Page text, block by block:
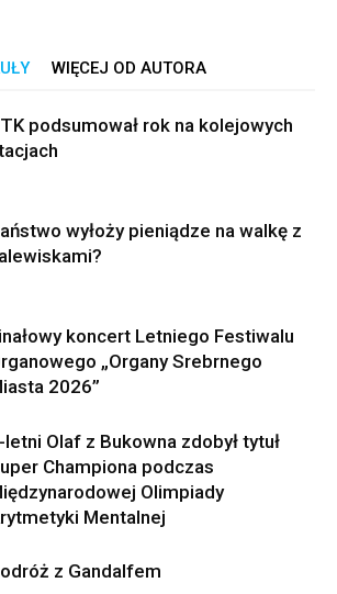
WIĘCEJ OD AUTORA
podsumował rok na kolejowych
wyłoży pieniądze na walkę z
koncert Letniego Festiwalu
„Organy Srebrnego
2026”
letni Olaf z Bukowna zdobył tytuł
Championa podczas
Olimpiady
Mentalnej
z Gandalfem